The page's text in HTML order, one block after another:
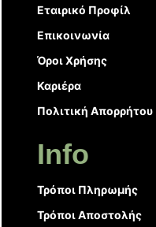
Εταιρικό Προφίλ
Επικοινωνία
Όροι Χρήσης
Καριέρα
Πολιτική Απορρήτου
Info
Τρόποι Πληρωμής
Τρόποι Αποστολής